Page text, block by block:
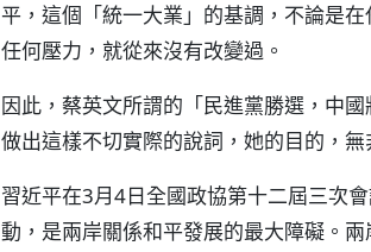
平，這個「統一大業」的基調，不論是
任何壓力，就從來沒有改變過。
因此，蔡英文所謂的「民進黨勝選，中
做出這樣不切實際的說詞，她的目的，
習近平在3月4日全國政協第十二屆三次
動，是兩岸關係和平發展的最大障礙。